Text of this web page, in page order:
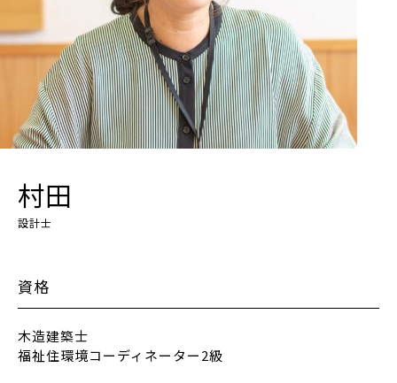
村田
設計士
資格
木造建築士
福祉住環境コーディネーター2級